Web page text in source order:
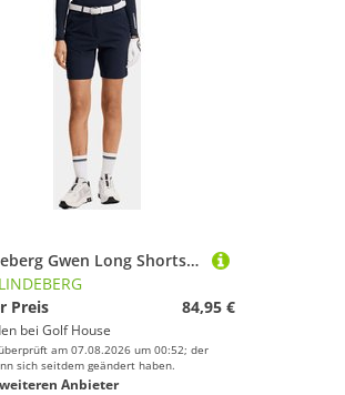
J.Lindeberg Gwen Long Shorts Bermuda Hose navy
Preis
84,95 €
bei Golf House
am 07.08.2026 um 00:52; der
sich seitdem geändert haben.
Anbieter